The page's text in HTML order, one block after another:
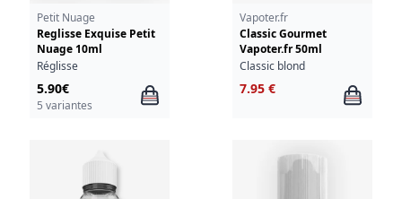
Petit Nuage
Reglisse Exquise Petit
Nuage 10ml
Réglisse
5.90€
5 variantes
Vapoter.fr
Classic Gourmet
Vapoter.fr 50ml
Classic blond
7.95 €